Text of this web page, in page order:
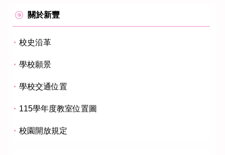
關於新豐
校史沿革
學校願景
學校交通位置
115學年度教室位置圖
校園開放規定